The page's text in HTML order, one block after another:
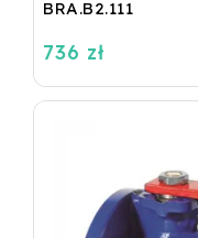
BRA.B2.111
736 zł